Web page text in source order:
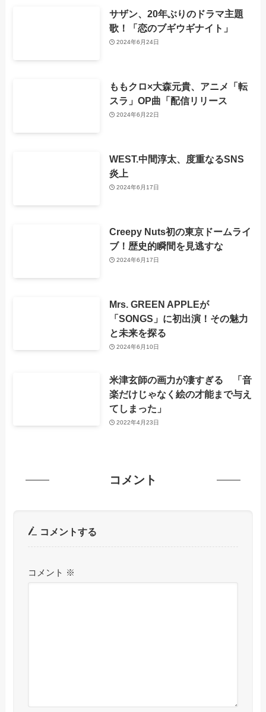
サザン、20年ぶりのドラマ主題
歌！「恋のブギウギナイト」
2024年6月24日
ももクロ×大森元貴、アニメ「転
スラ」OP曲「配信リリース
2024年6月22日
WEST.中間淳太、度重なるSNS
炎上
2024年6月17日
Creepy Nuts初の東京ドームライ
ブ！歴史的瞬間を見逃すな
2024年6月17日
Mrs. GREEN APPLEが
「SONGS」に初出演！その魅力
と未来を探る
2024年6月10日
米津玄師の画力が凄すぎる 「音
楽だけじゃなく絵の才能まで与え
てしまった」
2022年4月23日
コメント
コメントする
コメント ※